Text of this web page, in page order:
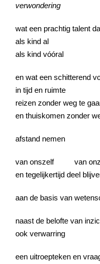
verwondering
wat een prachtig talent
als kind al
als kind vóóral
en wat een schitterend
in tijd en ruimte
reizen zonder weg te
en thuiskomen zonder
afstand nemen
van onszelf van
en tegelijkertijd deel
aan de basis van
naast de belofte van
ook verwarring
een uitroepteken en